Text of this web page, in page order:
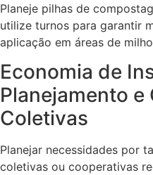
Planeje pilhas de
utilize turnos para garantir
aplicação em áreas de
Economia de
Planejamento e
Coletivas
Planejar necessidades por
coletivas ou cooperativas